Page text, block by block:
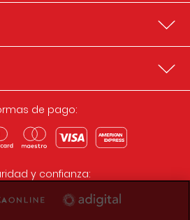
de pago:
y confianza: